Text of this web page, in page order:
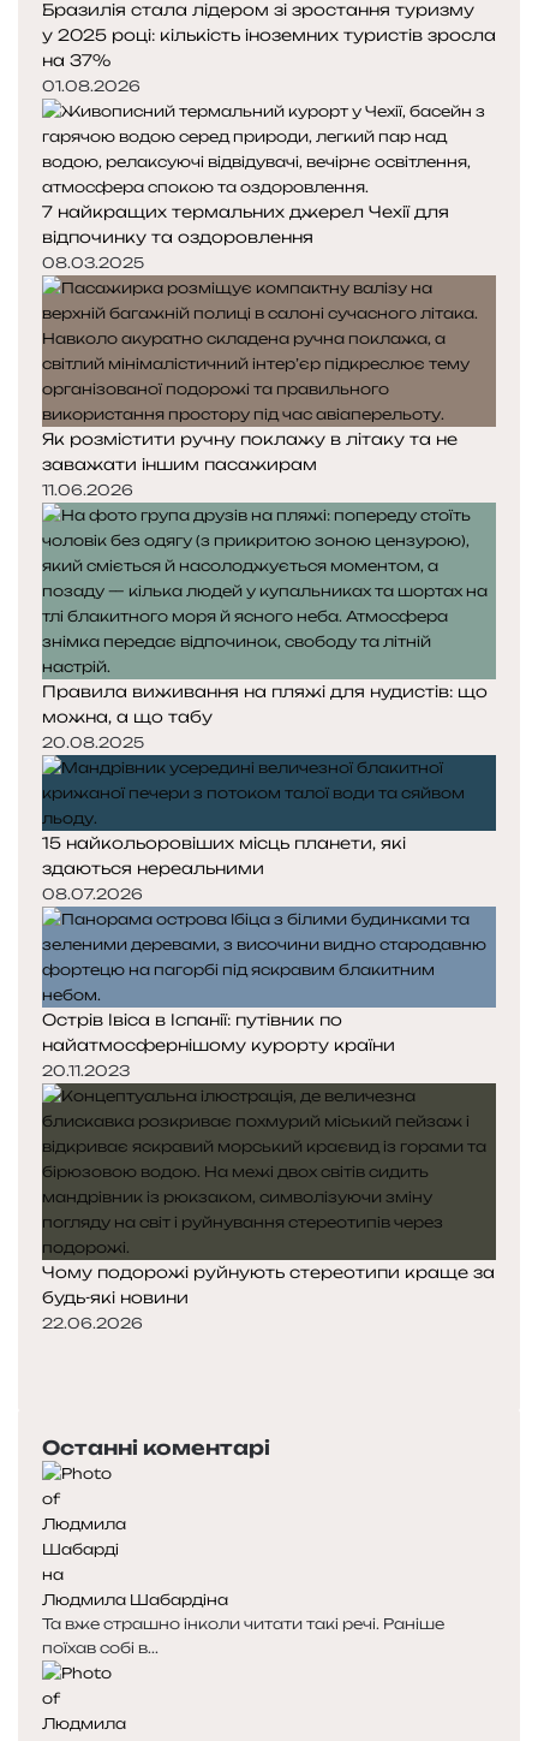
Бразилія стала лідером зі зростання туризму
у 2025 році: кількість іноземних туристів зросла
на 37%
01.08.2026
7 найкращих термальних джерел Чехії для
відпочинку та оздоровлення
08.03.2025
Як розмістити ручну поклажу в літаку та не
заважати іншим пасажирам
11.06.2026
Правила виживання на пляжі для нудистів: що
можна, а що табу
20.08.2025
15 найкольоровіших місць планети, які
здаються нереальними
08.07.2026
Острів Івіса в Іспанії: путівник по
найатмосфернішому курорту країни
20.11.2023
Чому подорожі руйнують стереотипи краще за
будь-які новини
22.06.2026
р
е
д
н
я
с
т
о
р
і
н
к
т
у
п
н
а
с
т
о
р
і
н
к
Останні коментарі
Людмила Шабардіна
Та вже страшно інколи читати такі речі. Раніше
поїхав собі в...